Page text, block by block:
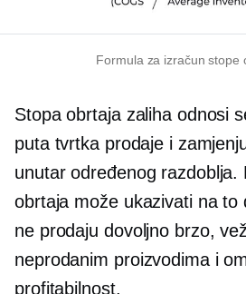
Formula za izračun stope
Stopa obrtaja zaliha odnosi
puta tvrtka prodaje i
unutar određenog razdoblja.
obrtaja može ukazivati ​​na to
ne prodaju dovoljno brzo,
neprodanim proizvodima i
profitabilnost.